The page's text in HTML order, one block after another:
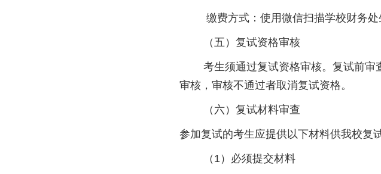
缴费方式：使用微信扫描学校财务处
（五）复试资格审核
考生须通过复试资格审核。复试前审查
审核，审核不通过者取消复试资格。
（六）复试材料审查
参加复试的考生应提供以下材料供我校复
（1）必须提交材料